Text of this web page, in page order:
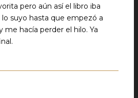
pero aún así el libro iba
suyo hasta que empezó a
me hacía perder el hilo. Ya